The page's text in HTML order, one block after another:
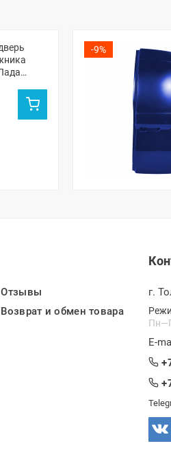
-9%
Отзывы
Возврат и обмен товара
г.
E-